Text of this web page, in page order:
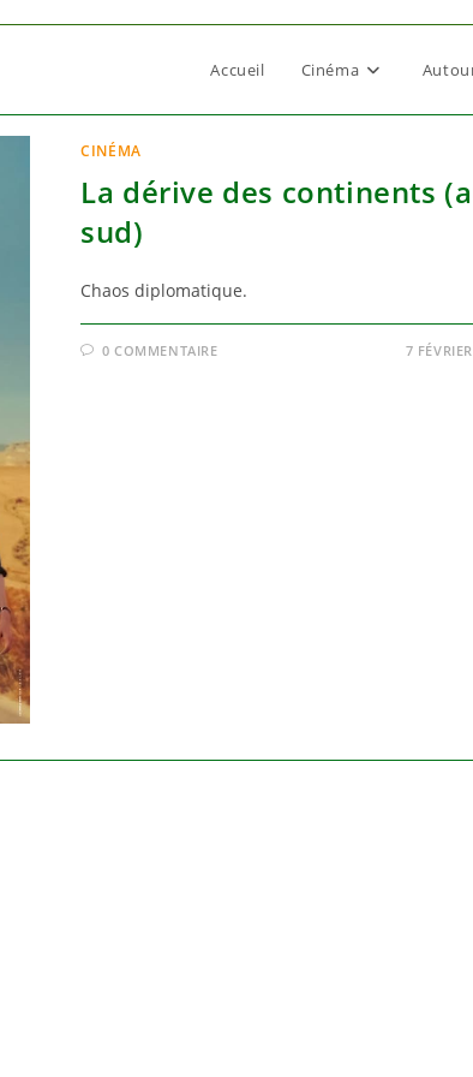
Accueil Cinéma
CINÉMA
La dérive des continents
sud)
Chaos diplomatique.
0 COMMENTAIRE 7